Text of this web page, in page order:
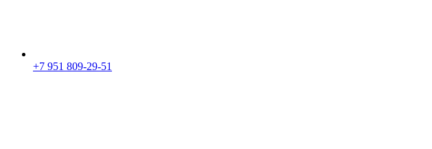
+7 951 809-29-51